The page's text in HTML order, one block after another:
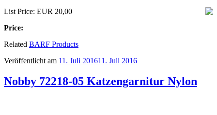
List Price: EUR 20,00
Price:
Related BARF Products
Veröffentlicht am 11. Juli 201611. Juli 2016
Nobby 72218-05 Katzengarnitur Nylon